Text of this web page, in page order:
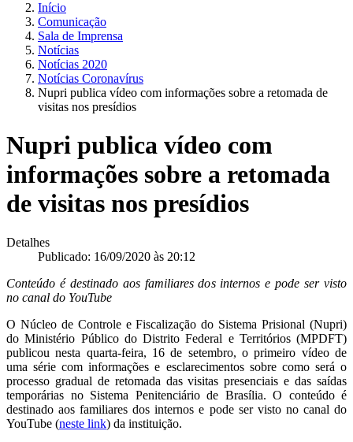
Início
Comunicação
Sala de Imprensa
Notícias
Notícias 2020
Notícias Coronavírus
Nupri publica vídeo com informações sobre a retomada de
visitas nos presídios
Nupri publica vídeo com
informações sobre a retomada
de visitas nos presídios
Detalhes
Publicado: 16/09/2020 às 20:12
Conteúdo é destinado aos familiares dos internos e pode ser visto
no canal do YouTube
O Núcleo de Controle e Fiscalização do Sistema Prisional (Nupri)
do Ministério Público do Distrito Federal e Territórios (MPDFT)
publicou nesta quarta-feira, 16 de setembro, o primeiro vídeo de
uma série com informações e esclarecimentos sobre como será o
processo gradual de retomada das visitas presenciais e das saídas
temporárias no Sistema Penitenciário de Brasília. O conteúdo é
destinado aos familiares dos internos e pode ser visto no canal do
YouTube (neste link) da instituição.